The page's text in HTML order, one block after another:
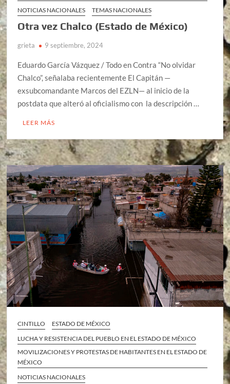
NOTICIAS NACIONALES
TEMAS NACIONALES
Otra vez Chalco (Estado de México)
grieta 9 septiembre, 2024
Eduardo García Vázquez / Todo en Contra “No olvidar
Chalco”, señalaba recientemente El Capitán —
exsubcomandante Marcos del EZLN— al inicio de la
postdata que alteró al oficialismo con la descripción …
LEER MÁS
CINTILLO
ESTADO DE MÉXICO
LUCHA Y RESISTENCIA DEL PUEBLO EN EL ESTADO DE MÉXICO
MOVILIZACIONES Y PROTESTAS DE HABITANTES EN EL ESTADO DE
MÉXICO
NOTICIAS NACIONALES